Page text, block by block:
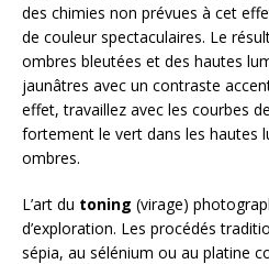
des chimies non prévues à cet
de couleur spectaculaires. Le
ombres bleutées et des hautes
jaunâtres avec un contraste
effet, travaillez avec les courbes
fortement le vert dans les hautes
ombres.
L’art du toning (virage)
d’exploration. Les procédés
sépia, au sélénium ou au platine